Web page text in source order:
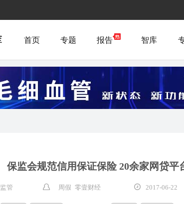
首页 专题 报告 智库
保监会规范信用保证保险 20余家网贷平
监管 周假 零壹财经 2017-06-22